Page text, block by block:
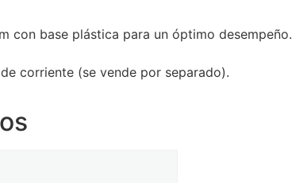
con base plástica para un óptimo desempeño.
corriente (se vende por separado).